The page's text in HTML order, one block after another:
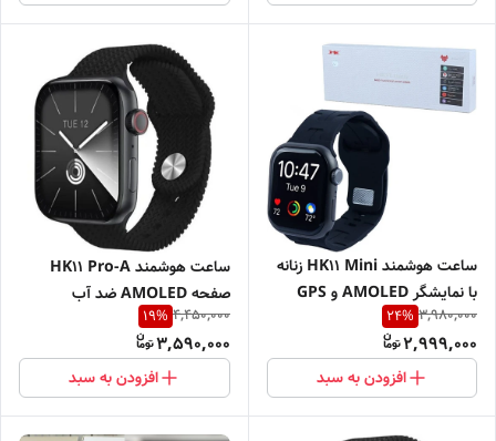
ساعت هوشمند HK11 Mini زنانه
با نمایشگر AMOLED و GPS
3,980,000
24%
2,999,000
افزودن به سبد
ساعت هوشمند HK11 Pro-A
صفحه AMOLED ضد آب
4,450,000
19%
3,590,000
افزودن به سبد